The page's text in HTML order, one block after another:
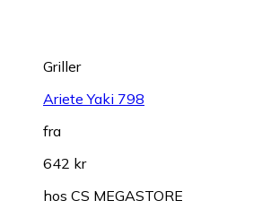
Griller
Ariete Yaki 798
fra
642 kr
hos CS MEGASTORE